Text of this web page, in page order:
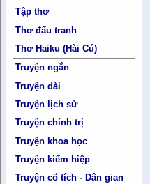
Tập thơ
Thơ đấu tranh
Thơ Haiku (Hài Cú)
Truyện ngắn
Truyện dài
Truyện lịch sử
Truyện chính trị
Truyện khoa học
Truyện kiếm hiệp
Truyện cổ tích - Dân gian